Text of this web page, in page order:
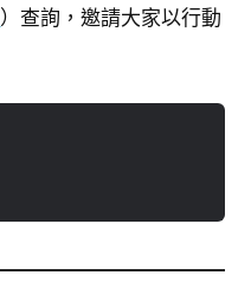
）查詢，邀請大家以行動